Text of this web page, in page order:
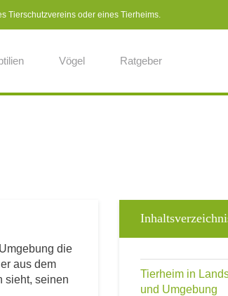
Tierschutzvereins oder eines Tierheims.
Vögel Ratgeber
die
aus dem
sieht, seinen
Tierheim in
und Umgebung